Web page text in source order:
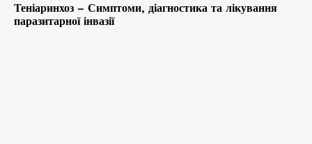
Теніаринхоз – Симптоми, діагностика та лікування
паразитарної інвазії